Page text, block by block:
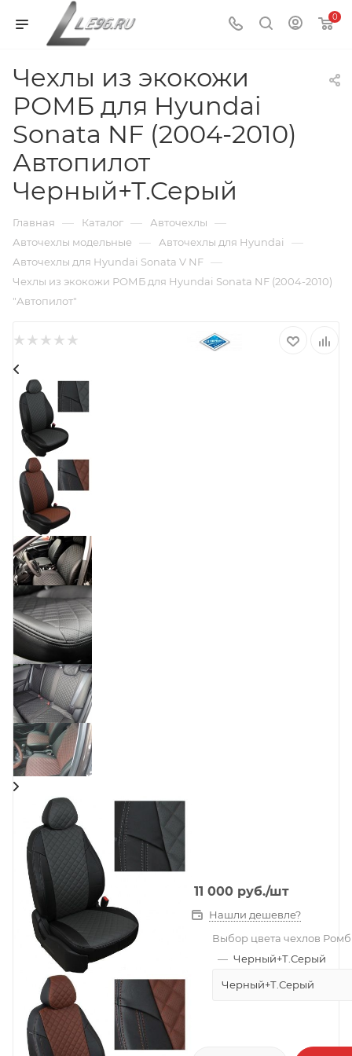
0
Чехлы из экокожи
РОМБ для Hyundai
Sonata NF (2004-2010)
Автопилот
Черный+Т.Серый
Главная — Каталог — Авточехлы —
Авточехлы модельные — Авточехлы для Hyundai —
Авточехлы для Hyundai Sonata V NF —
Чехлы из экокожи РОМБ для Hyundai Sonata NF (2004-2010)
"Автопилот"
11 000 руб./шт
Нашли дешевле?
Выбор цвета чехлов Ромб
— Черный+Т.Серый
Черный+Т.Серый